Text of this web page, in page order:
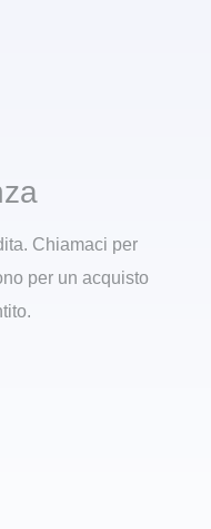
Chiamaci per
per un acquisto